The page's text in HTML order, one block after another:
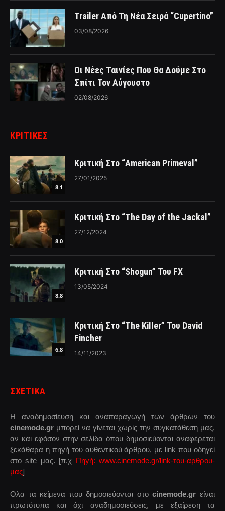
Trailer Από Τη Νέα Σειρά “Cupertino”
03/08/2026
Οι Νέες Ταινίες Που Θα Δούμε Στο
Σπίτι Τον Αύγουστο
02/08/2026
ΚΡΙΤΙΚΈΣ
8.1
Κριτική Στο “American Primeval”
27/01/2025
8.0
Κριτική Στο “The Day of the Jackal”
27/12/2024
8.8
Κριτική Στο “Shogun” Του FX
13/05/2024
6.8
Κριτική Στο “The Killer” Του David
Fincher
14/11/2023
ΣΧΕΤΙΚΑ
Η αναδημοσίευση και αναπαραγωγή των άρθρων του
cinemode.gr μπορεί να γίνεται χωρίς την συγκατάθεση μας,
αν και εφόσον στην σελίδα όπου δημοσιεύονται αναφέρεται
ξεκάθαρα η πηγή του αυθεντικού άρθρου, με link που οδηγεί
στο site μας. [π.χ Πηγή: www.cinemode.gr/link-του-αρθρου-
μας]
Ολα τα κείμενα που δημοσιεύονται στοcinemode.gr είναι
πρωτότυπα και όχι αναδημοσιεύσεις, με εξαίρεση τα